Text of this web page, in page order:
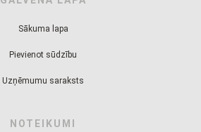
Sākuma lapa
Pievienot sūdzību
Uzņēmumu saraksts
NOTEIKUMI